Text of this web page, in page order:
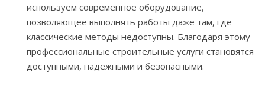
используем современное оборудование,
позволяющее выполнять работы даже там, где
классические методы недоступны. Благодаря этому
профессиональные строительные услуги становятся
доступными, надежными и безопасными.